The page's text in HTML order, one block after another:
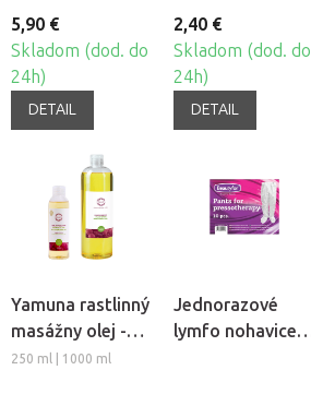
5,90 €
Skladom (dod. do
24h)
DETAIL
2,40 €
Skladom (dod. do
24h)
DETAIL
Yamuna rastlinný
masážny olej -
Hrozno
250 ml | 1000 ml
Jednorazové
lymfo nohavice z